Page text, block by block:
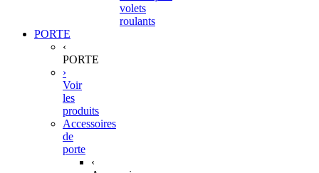
volets
roulants
PORTE
‹
PORTE
›
Voir
les
produits
Accessoires
de
porte
‹